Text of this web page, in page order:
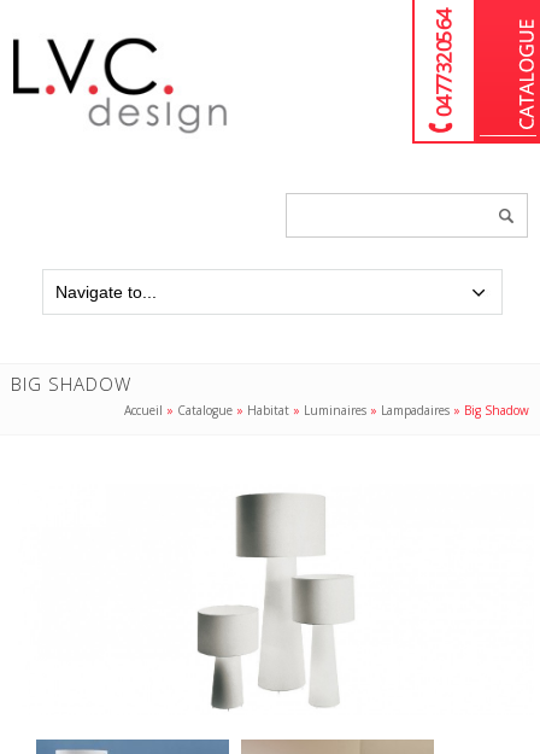
04 77 32 05 64
BIG SHADOW
Accueil » Catalogue » Habitat » Luminaires » Lampadaires » Big Shadow